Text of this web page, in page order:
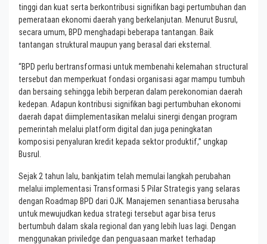
tinggi dan kuat serta berkontribusi signifikan bagi pertumbuhan dan
pemerataan ekonomi daerah yang berkelanjutan. Menurut Busrul,
secara umum, BPD menghadapi beberapa tantangan. Baik
tantangan struktural maupun yang berasal dari eksternal.
“BPD perlu bertransformasi untuk membenahi kelemahan structural
tersebut dan memperkuat fondasi organisasi agar mampu tumbuh
dan bersaing sehingga lebih berperan dalam perekonomian daerah
kedepan. Adapun kontribusi signifikan bagi pertumbuhan ekonomi
daerah dapat diimplementasikan melalui sinergi dengan program
pemerintah melalui platform digital dan juga peningkatan
komposisi penyaluran kredit kepada sektor produktif,” ungkap
Busrul.
Sejak 2 tahun lalu, bankjatim telah memulai langkah perubahan
melalui implementasi Transformasi 5 Pilar Strategis yang selaras
dengan Roadmap BPD dari OJK. Manajemen senantiasa berusaha
untuk mewujudkan kedua strategi tersebut agar bisa terus
bertumbuh dalam skala regional dan yang lebih luas lagi. Dengan
menggunakan priviledge dan penguasaan market terhadap